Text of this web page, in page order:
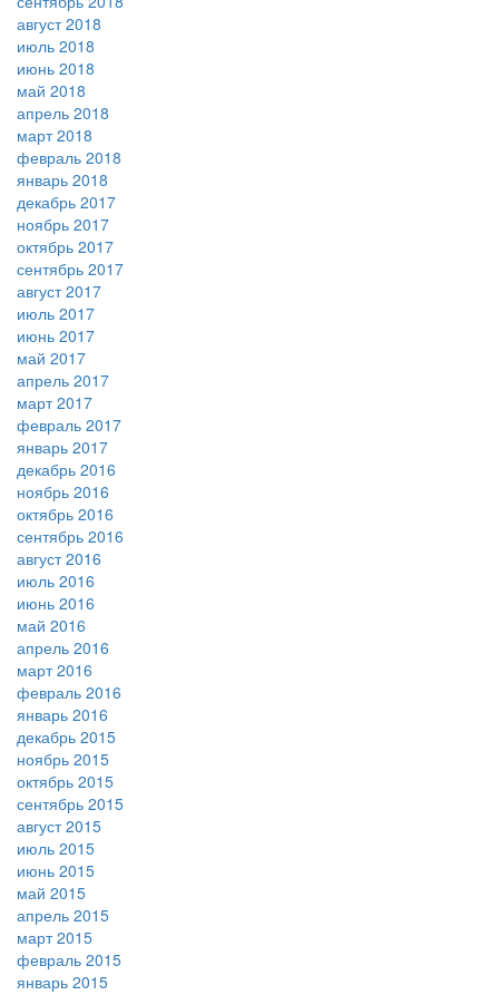
август 2018
июль 2018
июнь 2018
май 2018
апрель 2018
март 2018
февраль 2018
январь 2018
декабрь 2017
ноябрь 2017
октябрь 2017
сентябрь 2017
август 2017
июль 2017
июнь 2017
май 2017
апрель 2017
март 2017
февраль 2017
январь 2017
декабрь 2016
ноябрь 2016
октябрь 2016
сентябрь 2016
август 2016
июль 2016
июнь 2016
май 2016
апрель 2016
март 2016
февраль 2016
январь 2016
декабрь 2015
ноябрь 2015
октябрь 2015
сентябрь 2015
август 2015
июль 2015
июнь 2015
май 2015
апрель 2015
март 2015
февраль 2015
январь 2015